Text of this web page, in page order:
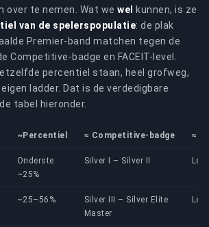
over te nemen. Wat wewel
kunnen, is ze
van de spelerspopulatie: de plak
Premier-band matchen tegen de
Competitive-badge en FACEIT-level.
percentiel staan, heel grofweg,
eigen ladder. Dat is de verdedigbare
tabel hieronder.
~Percentiel ≈ Competitive-badge ≈
Onderste
~25%
Silver I – Silver II
~25–56%
Silver III – Silver Elite
Master